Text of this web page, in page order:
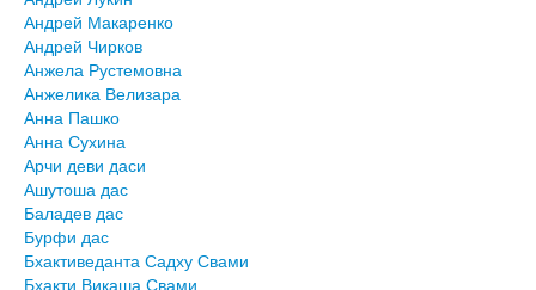
Андрей Макаренко
Андрей Чирков
Анжела Рустемовна
Анжелика Велизара
Анна Пашко
Анна Сухина
Арчи деви даси
Ашутоша дас
Баладев дас
Бурфи дас
Бхактиведанта Садху Свами
Бхакти Викаша Свами